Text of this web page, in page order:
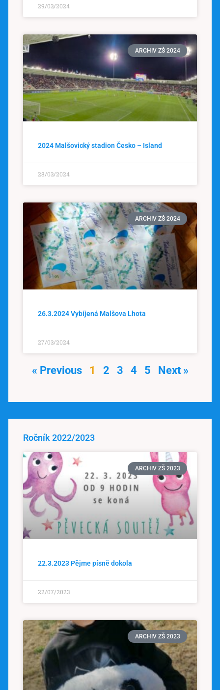
29/03/2024
ARCHIV ZŠ 2024
2024 Malšovický stadion Česko – Island
28/03/2024
ARCHIV ZŠ 2024
26.3.2024 Vybíjená Malšova Lhota
27/03/2024
« Previous 1 2 3 4 5 Next »
Ročník 2022/2023
ARCHIV ZŠ 2023
22.3.2023 Pějme písně dokola
22/07/2023
ARCHIV ZŠ 2023